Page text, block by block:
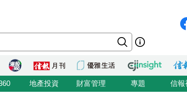
地產投資 財富管理 專題 信報